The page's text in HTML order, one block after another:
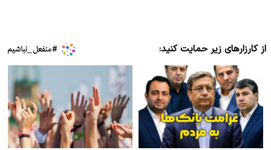
از کارزارهای زیر حمایت کنید: